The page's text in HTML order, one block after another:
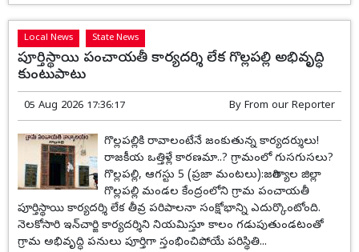
Local News State News
పూర్తిస్థాయి పంచాయతీ కార్యదర్శి లేక గొల్లపల్లి అభివృద్ధి
కుంటుపాటు
05 Aug 2026 17:36:17 By From our Reporter
గొల్లపల్లికి రావాలంటేనే జంకుతున్న కార్యదర్శులు!
రాజకీయ ఒత్తిళ్లే కారణమా..? గ్రామంలో గుసగుసలు?
గొల్లపల్లి, ఆగస్టు 5 (ప్రజా మంటలు):జగిత్యాల జిల్లా
గొల్లపల్లి మండల కేంద్రంలోని గ్రామ పంచాయతీ
పూర్తిస్థాయి కార్యదర్శి లేక తీవ్ర పరిపాలనా సంక్షోభాన్ని ఎదుర్కొంటోంది.
నెలకోసారి ఇన్‌చార్జి కార్యదర్శిని నియమిస్తూ కాలం గడుపుతుండటంతో
గ్రామ అభివృద్ధి పనులు పూర్తిగా స్తంభించిపోయే పరిస్థితి...